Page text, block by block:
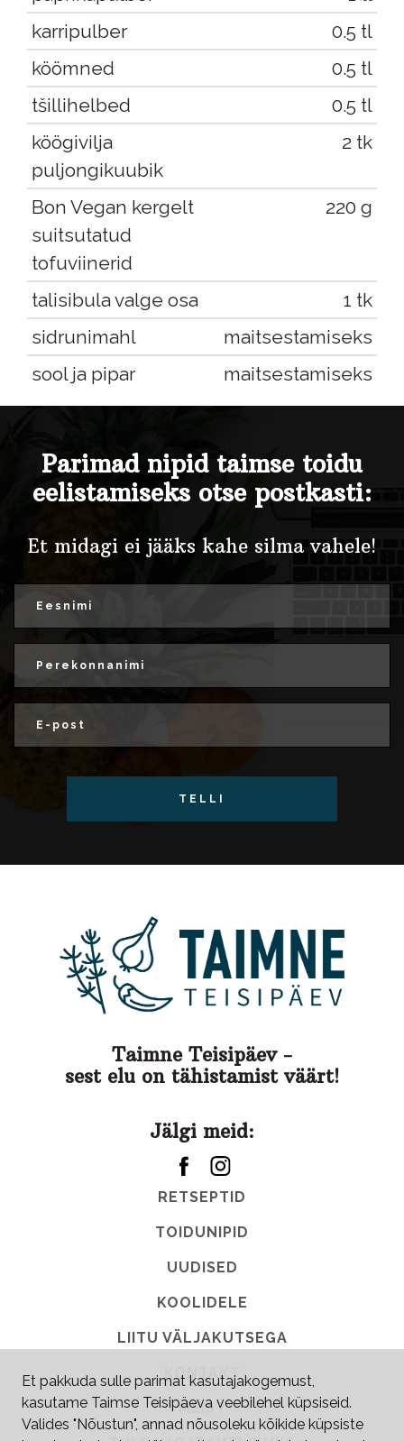
karripulber
0.5 tl
köömned
0.5 tl
tšillihelbed
0.5 tl
köögivilja
puljongikuubik
2 tk
Bon Vegan kergelt
suitsutatud
tofuviinerid
220 g
talisibula valge osa
1 tk
sidrunimahl
maitsestamiseks
sool ja pipar
maitsestamiseks
Parimad nipid taimse toidu
eelistamiseks otse postkasti:
Et midagi ei jääks kahe silma vahele!
TELLI
Taimne Teisipäev -
sest elu on tähistamist väärt!
Jälgi meid:
RETSEPTID
TOIDUNIPID
UUDISED
KOOLIDELE
LIITU VÄLJAKUTSEGA
KONTAKT
MEIST
Et pakkuda sulle parimat kasutajakogemust,
kasutame Taimse Teisipäeva veebilehel küpsiseid.
Valides "Nõustun", annad nõusoleku kõikide küpsiste